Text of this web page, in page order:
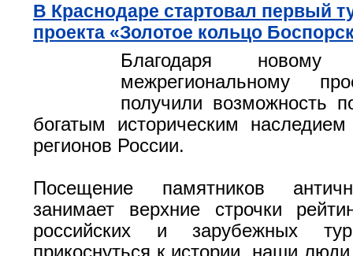
В Краснодаре стартовал первый
проекта «Золотое кольцо
Благодаря новому
межрегиональному
получили возможность
богатым историческим
регионов России.
Посещение памятников
занимает верхние строчки
российских и зарубежных